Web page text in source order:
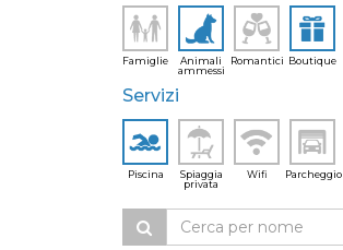
Famiglie
Animali
ammessi
Romantici Boutique
Servizi
Piscina
Spiaggia
privata
Wifi Parcheggio